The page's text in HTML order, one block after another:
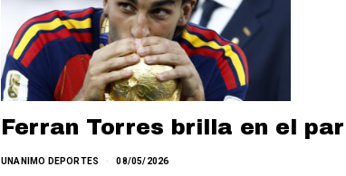
Ferran Torres brilla en el
UNANIMO DEPORTES 08/05/2026